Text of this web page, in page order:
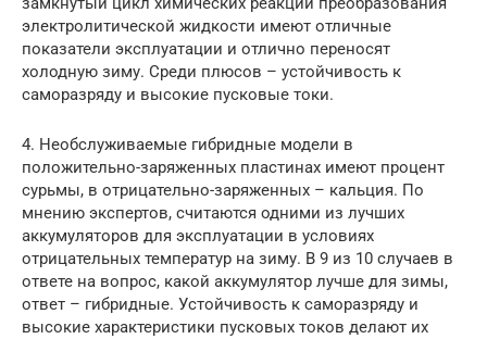
электролитической жидкости имеют отличные
показатели эксплуатации и отлично переносят
холодную зиму. Среди плюсов – устойчивость к
саморазряду и высокие пусковые токи.
4. Необслуживаемые гибридные модели в
положительно-заряженных пластинах имеют процент
сурьмы, в отрицательно-заряженных – кальция. По
мнению экспертов, считаются одними из лучших
аккумуляторов для эксплуатации в условиях
отрицательных температур на зиму. В 9 из 10 случаев в
ответе на вопрос, какой аккумулятор лучше для зимы,
ответ – гибридные. Устойчивость к саморазряду и
высокие характеристики пусковых токов делают их